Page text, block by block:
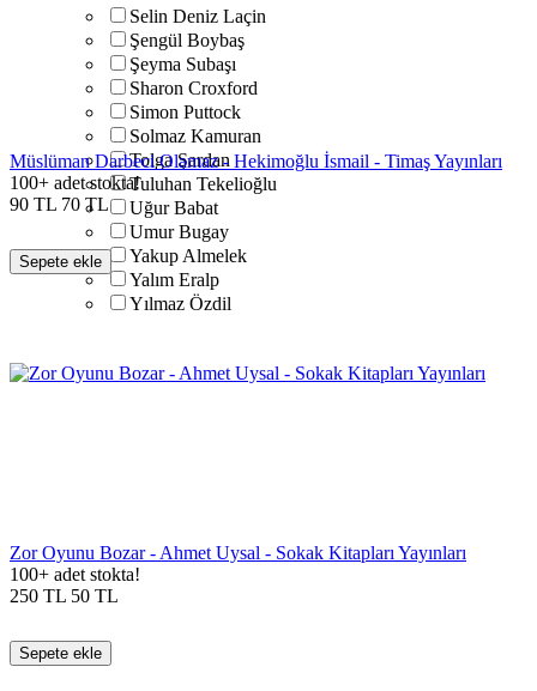
Selin Deniz Laçin
Şengül Boybaş
Şeyma Subaşı
Sharon Croxford
Simon Puttock
Solmaz Kamuran
Tolga Şardan
Tuluhan Tekelioğlu
Uğur Babat
Umur Bugay
Yakup Almelek
Yalım Eralp
Yılmaz Özdil
Müslüman Darbeci Olamaz - Hekimoğlu İsmail - Timaş Yayınları
100+ adet stokta!
90 TL 70 TL
Sepete ekle
Zor Oyunu Bozar - Ahmet Uysal - Sokak Kitapları Yayınları
100+ adet stokta!
250 TL 50 TL
Sepete ekle